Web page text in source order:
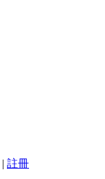
| 註冊